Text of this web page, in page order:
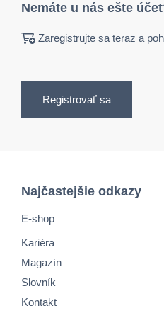
Nemáte u nás ešte
Zaregistrujte sa teraz a
Registrovať sa
Najčastejšie odkazy
E-shop
Kariéra
Magazín
Slovník
Kontakt